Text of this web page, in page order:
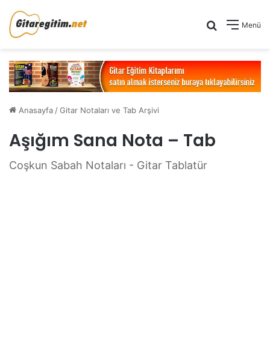
Menü
Arama yap
Anasayfa /Gitar Notaları ve Tab Arşivi
Aşığım Sana Nota – Tab
Coşkun Sabah Notaları - Gitar Tablatür